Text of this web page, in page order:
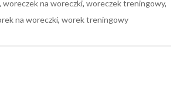
, woreczek na woreczki, woreczek treningowy,
na woreczki, worek treningowy